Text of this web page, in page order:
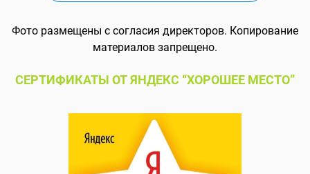
Фото размещены с согласия директоров. Копирование
материалов запрещено.
СЕРТИФИКАТЫ ОТ ЯНДЕКС “ХОРОШЕЕ МЕСТО”